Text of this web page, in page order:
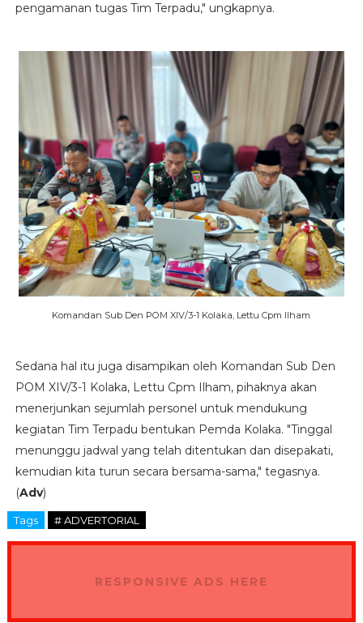
pengamanan tugas Tim Terpadu," ungkapnya.
Komandan Sub Den POM XIV/3-1 Kolaka, Lettu Cpm Ilham
Sedana hal itu juga disampikan oleh Komandan Sub Den
POM XIV/3-1 Kolaka, Lettu Cpm Ilham, pihaknya akan
menerjunkan sejumlah personel untuk mendukung
kegiatan Tim Terpadu bentukan Pemda Kolaka. "Tinggal
menunggu jadwal yang telah ditentukan dan disepakati,
kemudian kita turun secara bersama-sama," tegasnya.
(Adv)
Tags # ADVERTORIAL
RESPONSIVE ADS HERE